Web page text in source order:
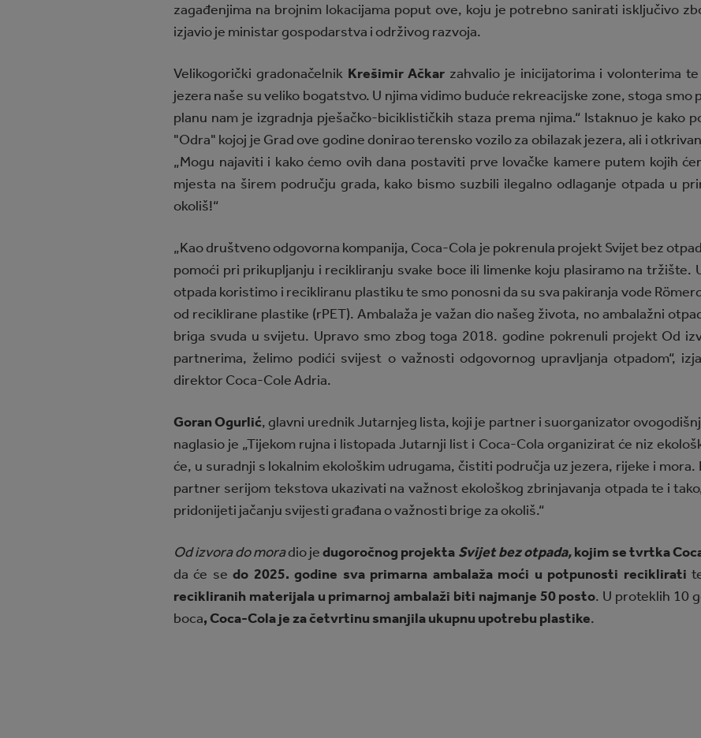
zagađenjima na brojnim lokacijama poput ove, koju je potrebno sanirati isključivo
izjavio je ministar gospodarstva i održivog razvoja.
Velikogorički gradonačelnik Krešimir Ačkar zahvalio je inicijatorima i volonterima
jezera naše su veliko bogatstvo. U njima vidimo buduće rekreacijske zone, stoga smo
planu nam je izgradnja pješačko-biciklističkih staza prema njima.“ Istaknuo je kako
"Odra" kojoj je Grad ove godine donirao terensko vozilo za obilazak jezera, ali i
„Mogu najaviti i kako ćemo ovih dana postaviti prve lovačke kamere putem kojih
mjesta na širem području grada, kako bismo suzbili ilegalno odlaganje otpada u
okoliš!“
„Kao društveno odgovorna kompanija, Coca-Cola je pokrenula projekt Svijet bez
pomoći pri prikupljanju i recikliranju svake boce ili limenke koju plasiramo na tržište.
otpada koristimo i recikliranu plastiku te smo ponosni da su sva pakiranja vode
od reciklirane plastike (rPET). Ambalaža je važan dio našeg života, no ambalažni
briga svuda u svijetu. Upravo smo zbog toga 2018. godine pokrenuli projekt Od
partnerima, želimo podići svijest o važnosti odgovornog upravljanja otpadom“,
direktor Coca-Cole Adria.
Goran Ogurlić, glavni urednik Jutarnjeg lista, koji je partner i suorganizator
naglasio je „Tijekom rujna i listopada Jutarnji list i Coca-Cola organizirat će niz
će, u suradnji s lokalnim ekološkim udrugama, čistiti područja uz jezera, rijeke i
partner serijom tekstova ukazivati na važnost ekološkog zbrinjavanja otpada te i
pridonijeti jačanju svijesti građana o važnosti brige za okoliš.“
Od izvora do moradio jedugoročnog projekta Svijet bez otpada,kojim se tvrtka
da će sedo 2025. godine sva primarna ambalaža moći u potpunosti reciklirati
recikliranih materijala u primarnoj ambalaži biti najmanje 50 posto. U proteklih 10
boca, Coca-Cola je za četvrtinu smanjila ukupnu upotrebu plastike.